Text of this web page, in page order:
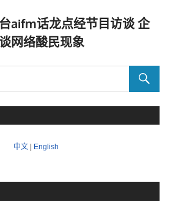
aifm话龙点经节目访谈 企
网络酸民现象
中文 English